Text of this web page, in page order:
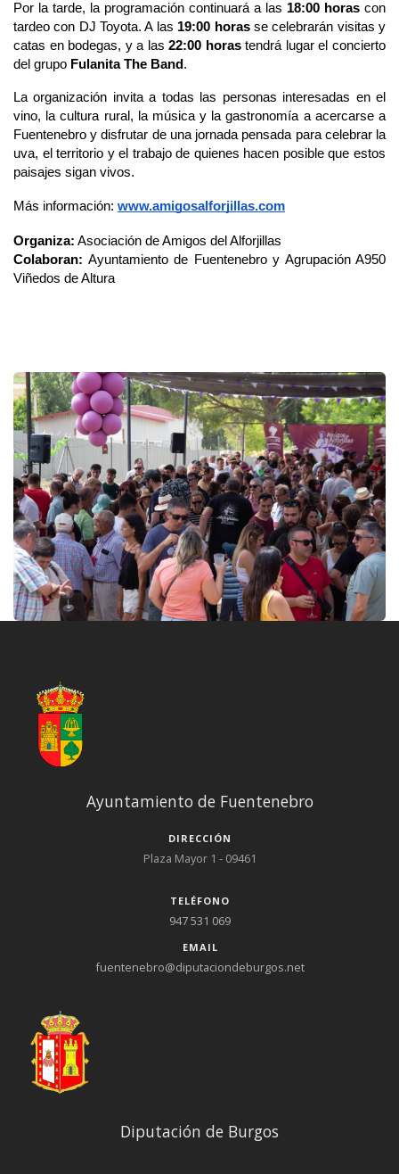
Por la tarde, la programación continuará a las 18:00 horas con
tardeo con DJ Toyota. A las 19:00 horas se celebrarán visitas y
catas en bodegas, y a las 22:00 horas tendrá lugar el concierto
del grupo Fulanita The Band .
La organización invita a todas las personas interesadas en el
vino, la cultura rural, la música y la gastronomía a acercarse a
Fuentenebro y disfrutar de una jornada pensada para celebrar la
uva, el territorio y el trabajo de quienes hacen posible que estos
paisajes sigan vivos.
Más información: www.amigosalforjillas.com
Organiza: Asociación de Amigos del Alforjillas
Colaboran: Ayuntamiento de Fuentenebro y Agrupación A950
Viñedos de Altura
Ayuntamiento de Fuentenebro
DIRECCIÓN
Plaza Mayor 1 - 09461
TELÉFONO
947 531 069
EMAIL
fuentenebro@diputaciondeburgos.net
Diputación de Burgos